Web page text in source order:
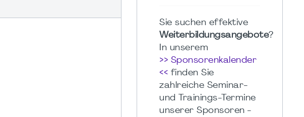
Sie suchen effektive
Weiterbildungsangebote?
In unserem
>> Sponsorenkalender
<< finden Sie
zahlreiche Seminar-
und Trainings-Termine
unserer Sponsoren -